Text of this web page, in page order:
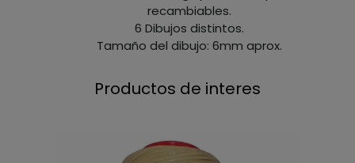
recambiables.
6 Dibujos distintos.
Tamaño del dibujo: 6mm aprox.
Productos de interes